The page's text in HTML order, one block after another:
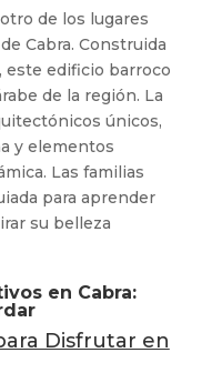
de los lugares
Cabra. Construida
este edificio barroco
de la región. La
únicos,
y elementos
Las familias
para aprender
su belleza
en Cabra:
Disfrutar en